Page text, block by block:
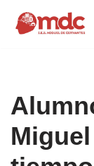
Saltar